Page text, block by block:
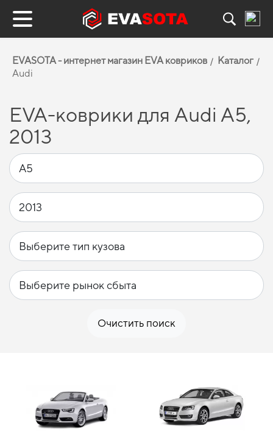
EVASOTA - интернет магазин EVA ковриков
Каталог
Audi
EVA-коврики для Audi A5,
2013
Очистить поиск